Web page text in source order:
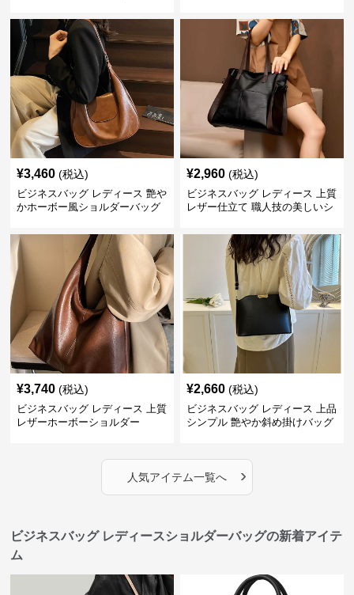
¥3,460 (税込)
ビジネスバッグ レディース 艶や
かホーボー風ショルダーバッグ
¥2,960 (税込)
ビジネスバッグ レディース 上質
レザー仕立て 職人技の美しいシ
¥3,740 (税込)
ビジネスバッグ レディース 上質
レザーホーボーショルダー
¥2,660 (税込)
ビジネスバッグ レディース 上品
シンプル 艶やか斜め掛けバッグ
人気アイテム一覧へ ›
ビジネスバッグ レディースショルダーバッグの新着アイテ
ム